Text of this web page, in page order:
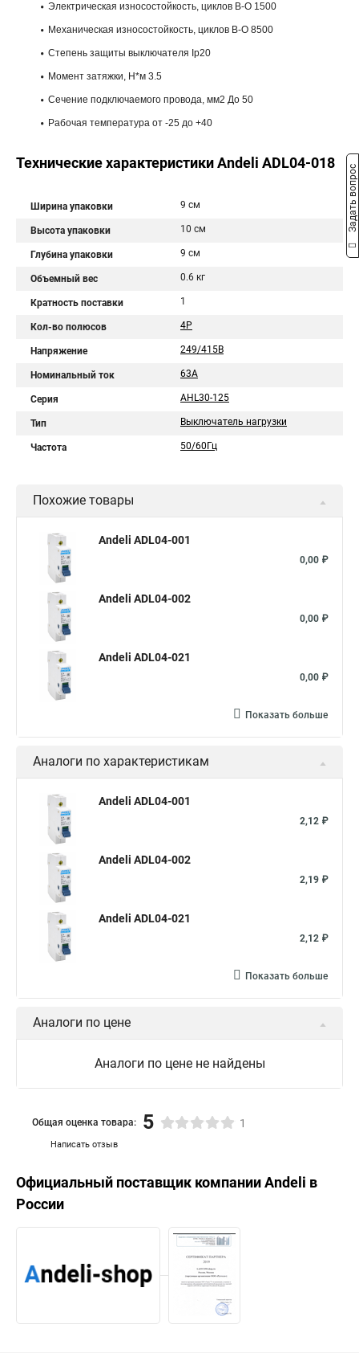
Электрическая износостойкость, циклов В-О 1500
Механическая износостойкость, циклов В-О 8500
Степень защиты выключателя Ip20
Момент затяжки, Н*м 3.5
Сечение подключаемого провода, мм2 До 50
Рабочая температура от -25 до +40
Технические характеристики Andeli ADL04-018
Ширина упаковки 9 см
Высота упаковки 10 см
Глубина упаковки 9 см
Объемный вес 0.6 кг
Кратность поставки 1
Кол-во полюсов 4P
Напряжение 249/415В
Номинальный ток 63A
Серия AHL30-125
Тип Выключатель нагрузки
Частота 50/60Гц
Похожие товары
Andeli ADL04-001
0,00 ₽
Andeli ADL04-002
0,00 ₽
Andeli ADL04-021
0,00 ₽
Показать больше
Аналоги по характеристикам
Andeli ADL04-001
2,12 ₽
Andeli ADL04-002
2,19 ₽
Andeli ADL04-021
2,12 ₽
Показать больше
Аналоги по цене
Аналоги по цене не найдены
Написать отзыв
Общая оценка товара: 5 1
Официальный поставщик компанииAndeli в
России
Задать вопрос